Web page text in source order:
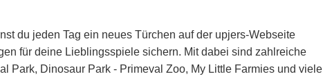
du jeden Tag ein neues Türchen auf der upjers-Webseite
für deine Lieblingsspiele sichern. Mit dabei sind zahlreiche
Park, Dinosaur Park - Primeval Zoo, My Little Farmies und viele